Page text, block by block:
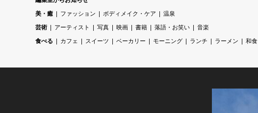
美・癒
ファッション ボディメイク・ケア
温泉
芸術
アーティスト 写真 映画 書籍 落語・お笑い
音楽
食べる
カフェ スイーツ ベーカリー モーニング ランチ ラーメン 和食